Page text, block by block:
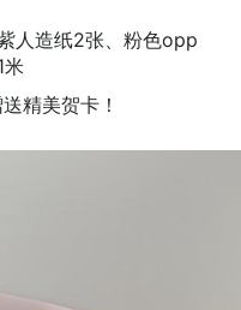
人造纸2张、粉色opp
米
精美贺卡！